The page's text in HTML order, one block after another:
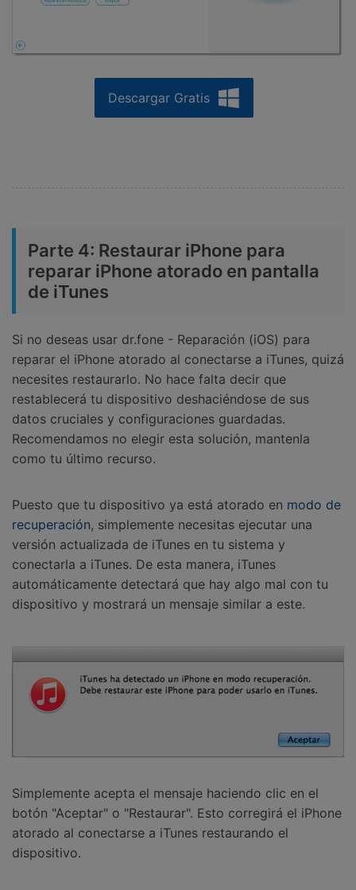
Descargar Gratis
Parte 4: Restaurar iPhone para
reparar iPhone atorado en pantalla
de iTunes
Si no deseas usar dr.fone - Reparación (iOS) para
reparar el iPhone atorado al conectarse a iTunes, quizá
necesites restaurarlo. No hace falta decir que
restablecerá tu dispositivo deshaciéndose de sus
datos cruciales y configuraciones guardadas.
Recomendamos no elegir esta solución, mantenla
como tu último recurso.
Puesto que tu dispositivo ya está atorado en modo de
recuperación, simplemente necesitas ejecutar una
versión actualizada de iTunes en tu sistema y
conectarla a iTunes. De esta manera, iTunes
automáticamente detectará que hay algo mal con tu
dispositivo y mostrará un mensaje similar a este.
Simplemente acepta el mensaje haciendo clic en el
botón "Aceptar" o "Restaurar". Esto corregirá el iPhone
atorado al conectarse a iTunes restaurando el
dispositivo.